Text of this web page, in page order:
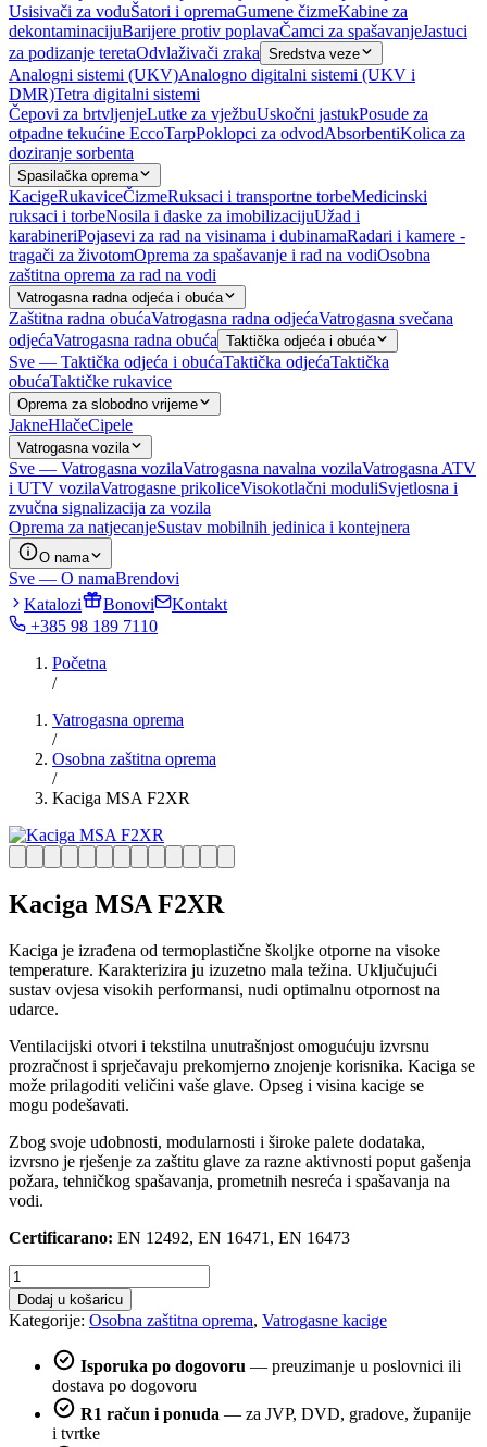
Usisivači za voduŠatori i opremaGumene čizmeKabine za
dekontaminacijuBarijere protiv poplavaČamci za spašavanjeJastuci
za podizanje teretaOdvlaživači zraka Sredstva veze
Analogni sistemi (UKV)Analogno digitalni sistemi (UKV i
DMR)Tetra digitalni sistemi
Čepovi za brtvljenjeLutke za vježbuUskočni jastukPosude za
otpadne tekućine EccoTarpPoklopci za odvodAbsorbentiKolica za
doziranje sorbenta
Spasilačka oprema
KacigeRukaviceČizmeRuksaci i transportne torbeMedicinski
ruksaci i torbeNosila i daske za imobilizacijuUžad i
karabineriPojasevi za rad na visinama i dubinamaRadari i kamere -
tragači za životomOprema za spašavanje i rad na vodiOsobna
zaštitna oprema za rad na vodi
Vatrogasna radna odjeća i obuća
Zaštitna radna obućaVatrogasna radna odjećaVatrogasna svečana
odjećaVatrogasna radna obuća Taktička odjeća i obuća
Sve — Taktička odjeća i obućaTaktička odjećaTaktička
obućaTaktičke rukavice
Oprema za slobodno vrijeme
JakneHlačeCipele
Vatrogasna vozila
Sve — Vatrogasna vozilaVatrogasna navalna vozilaVatrogasna ATV
i UTV vozilaVatrogasne prikoliceVisokotlačni moduliSvjetlosna i
zvučna signalizacija za vozila
Oprema za natjecanjeSustav mobilnih jedinica i kontejnera
O nama
Sve — O namaBrendovi
Katalozi
Bonovi
Kontakt
+385 98 189 7110
Početna
/
Vatrogasna oprema
/
Osobna zaštitna oprema
/
Kaciga MSA F2XR
Kaciga MSA F2XR
Kaciga je izrađena od termoplastične školjke otporne na visoke
temperature. Karakterizira ju izuzetno mala težina. Uključujući
sustav ovjesa visokih performansi, nudi optimalnu otpornost na
udarce.
Ventilacijski otvori i tekstilna unutrašnjost omogućuju izvrsnu
prozračnost i sprječavaju prekomjerno znojenje korisnika. Kaciga se
može prilagoditi veličini vaše glave. Opseg i visina kacige se
mogu podešavati.
Zbog svoje udobnosti, modularnosti i široke palete dodataka,
izvrsno je rješenje za zaštitu glave za razne aktivnosti poput gašenja
požara, tehničkog spašavanja, prometnih nesreća i spašavanja na
vodi.
Certificarano: EN 12492, EN 16471, EN 16473
Kaciga
MSA
F2XR
količina
Dodaj u košaricu
Kategorije: Osobna zaštitna oprema, Vatrogasne kacige
Isporuka po dogovoru — preuzimanje u poslovnici ili
dostava po dogovoru
R1 račun i ponuda — za JVP, DVD, gradove, županije
i tvrtke